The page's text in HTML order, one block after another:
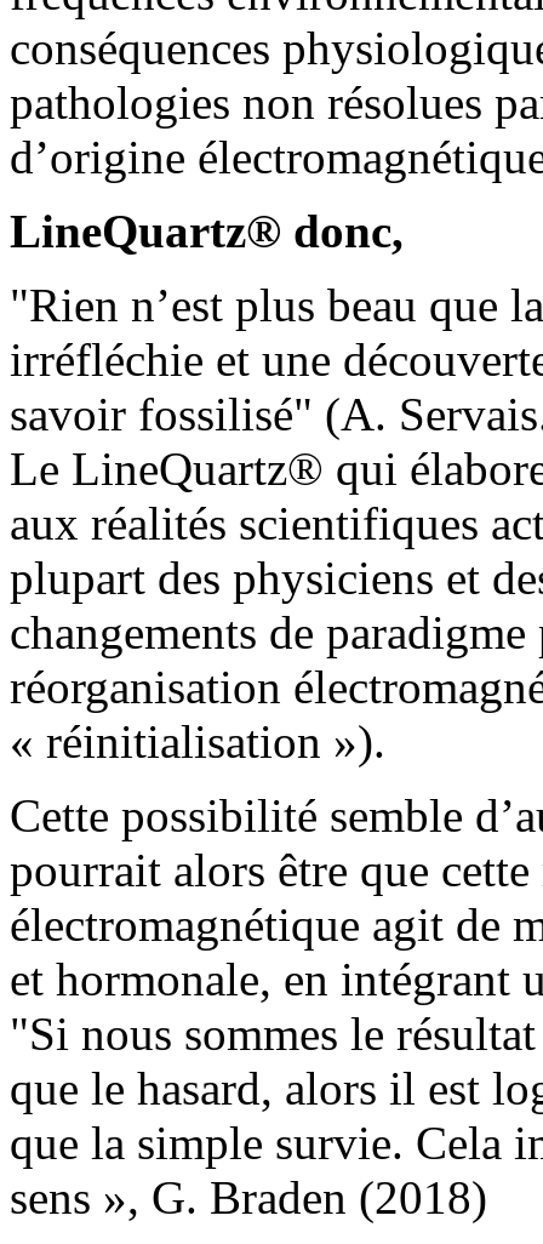
conséquences
pathologies non résolues
d’origine
LineQuartz® donc,
"Rien n’est plus beau que
irréfléchie et une
savoir fossilisé" (A.
Le LineQuartz® qui
aux réalités scientifiques
plupart des physiciens et
changements de
réorganisation
« réinitialisation »).
Cette possibilité semble
pourrait alors être que
électromagnétique agit de
et hormonale, en intégrant
"Si nous sommes le
que le hasard, alors il est
que la simple survie. Cela
sens », G. Braden (2018)